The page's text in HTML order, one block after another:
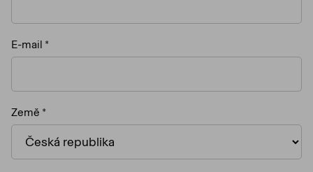
E-mail
Země